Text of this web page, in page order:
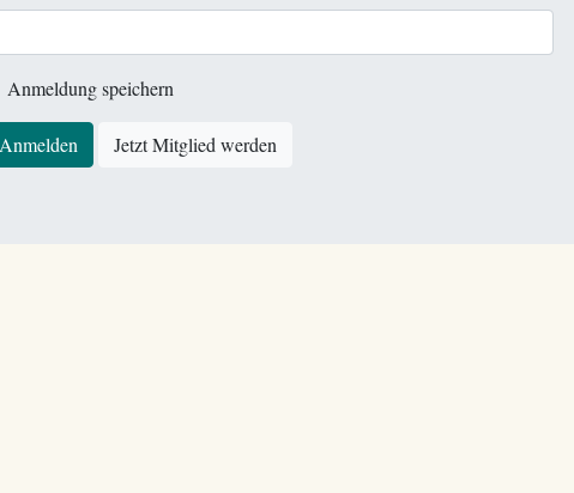
Anmeldung speichern
Anmelden Jetzt Mitglied werden